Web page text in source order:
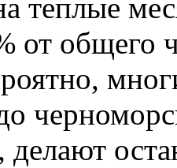
теплые
от общего
делают